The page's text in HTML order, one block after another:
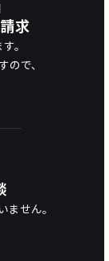
求
。
で、
せん。